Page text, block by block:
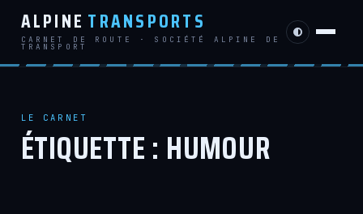
ALPINE TRANSPORTS
CARNET DE ROUTE · SOCIÉTÉ ALPINE DE
TRANSPORT
LE CARNET
ÉTIQUETTE : HUMOUR